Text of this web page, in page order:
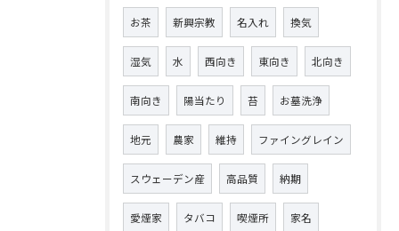
お茶 新興宗教 名入れ 換気
湿気 水 西向き 東向き 北向き
南向き 陽当たり 苔 お墓洗浄
地元 農家 維持 ファイングレイン
スウェーデン産 高品質 納期
愛煙家 タバコ 喫煙所 家名